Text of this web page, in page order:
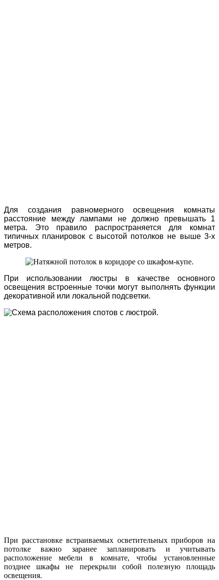
Для создания равномерного освещения комнаты
расстояние между лампами не должно превышать 1
метра. Это правило распространяется для комнат
типичных планировок с высотой потолков не выше 3-х
метров.
При использовании люстры в качестве основного
освещения встроенные точки могут выполнять функции
декоративной или локальной подсветки.
При расстановке встраиваемых осветительных приборов на
потолке важно заранее запланировать и учитывать
расположение мебели в комнате, чтобы установленные
позднее шкафы не перекрыли собой полезную площадь
освещения.